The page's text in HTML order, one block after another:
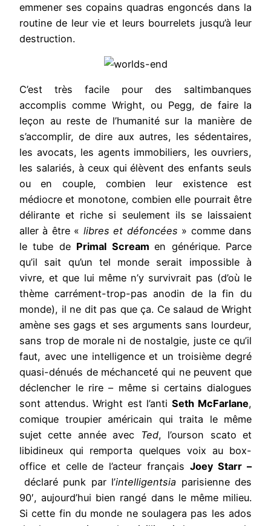
emmener ses copains quadras engoncés dans la
routine de leur vie et leurs bourrelets jusqu’à leur
destruction.
C’est très facile pour des saltimbanques
accomplis comme Wright, ou Pegg, de faire la
leçon au reste de l’humanité sur la manière de
s’accomplir, de dire aux autres, les sédentaires,
les avocats, les agents immobiliers, les ouvriers,
les salariés, à ceux qui élèvent des enfants seuls
ou en couple, combien leur existence est
médiocre et monotone, combien elle pourrait être
délirante et riche si seulement ils se laissaient
aller à être « libres et défoncées » comme dans
le tube de Primal Screamen générique. Parce
qu’il sait qu’un tel monde serait impossible à
vivre, et que lui même n’y survivrait pas (d’où le
thème carrément-trop-pas anodin de la fin du
monde), il ne dit pas que ça. Ce salaud de Wright
amène ses gags et ses arguments sans lourdeur,
sans trop de morale ni de nostalgie, juste ce qu’il
faut, avec une intelligence et un troisième degré
quasi-dénués de méchanceté qui ne peuvent que
déclencher le rire – même si certains dialogues
sont attendus. Wright est l’anti Seth McFarlane,
comique troupier américain qui traita le même
sujet cette année avec
Ted, l’ourson scato et
libidineux qui remporta quelques voix au box-
office et celle de l’acteur français Joey Starr –
déclaré punk par l’intelligentsia parisienne des
90′, aujourd’hui bien rangé dans le même milieu.
Si cette fin du monde ne soulagera pas les ados